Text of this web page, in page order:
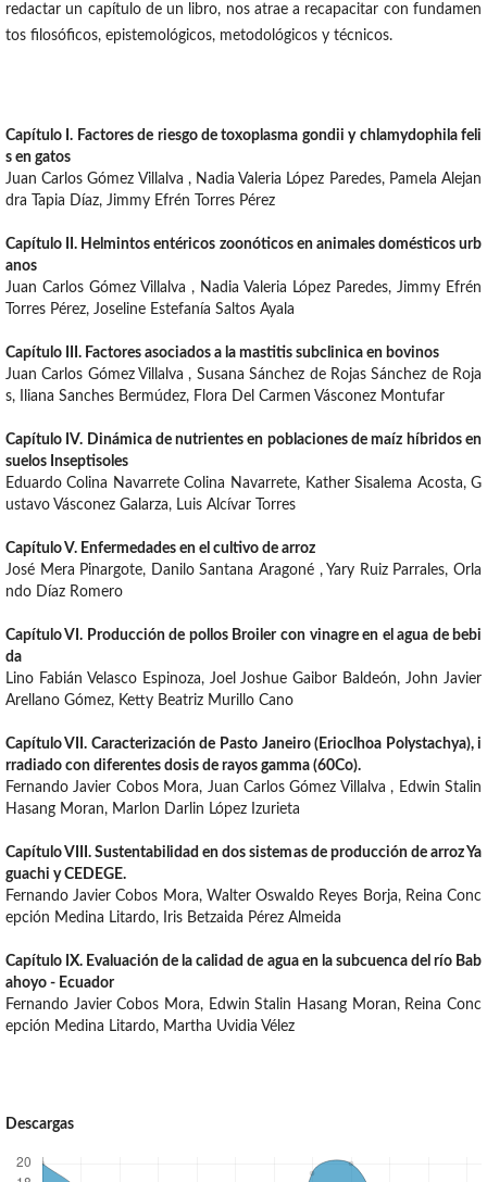
redactar un capítulo de un libro, nos atrae a recapacitar con fundamen
tos filosóficos, epistemológicos, metodológicos y técnicos.
Capítulo I. Factores de riesgo de toxoplasma gondii y chlamydophila feli
s en gatos
Juan Carlos Gómez Villalva , Nadia Valeria López Paredes, Pamela Alejan
dra Tapia Díaz, Jimmy Efrén Torres Pérez
Capítulo II. Helmintos entéricos zoonóticos en animales domésticos urb
anos
Juan Carlos Gómez Villalva , Nadia Valeria López Paredes, Jimmy Efrén
Torres Pérez, Joseline Estefanía Saltos Ayala
Capítulo III. Factores asociados a la mastitis subclinica en bovinos
Juan Carlos Gómez Villalva , Susana Sánchez de Rojas Sánchez de Roja
s, Iliana Sanches Bermúdez, Flora Del Carmen Vásconez Montufar
Capítulo IV. Dinámica de nutrientes en poblaciones de maíz híbridos en
suelos Inseptisoles
Eduardo Colina Navarrete Colina Navarrete, Kather Sisalema Acosta, G
ustavo Vásconez Galarza, Luis Alcívar Torres
Capítulo V. Enfermedades en el cultivo de arroz
José Mera Pinargote, Danilo Santana Aragoné , Yary Ruiz Parrales, Orla
ndo Díaz Romero
Capítulo VI. Producción de pollos Broiler con vinagre en el agua de bebi
da
Lino Fabián Velasco Espinoza, Joel Joshue Gaibor Baldeón, John Javier
Arellano Gómez, Ketty Beatriz Murillo Cano
Capítulo VII. Caracterización de Pasto Janeiro (Erioclhoa Polystachya), i
rradiado con diferentes dosis de rayos gamma (60Co).
Fernando Javier Cobos Mora, Juan Carlos Gómez Villalva , Edwin Stalin
Hasang Moran, Marlon Darlin López Izurieta
Capítulo VIII. Sustentabilidad en dos sistemas de producción de arroz Ya
guachi y CEDEGE.
Fernando Javier Cobos Mora, Walter Oswaldo Reyes Borja, Reina Conc
epción Medina Litardo, Iris Betzaida Pérez Almeida
Capítulo IX. Evaluación de la calidad de agua en la subcuenca del río Bab
ahoyo - Ecuador
Fernando Javier Cobos Mora, Edwin Stalin Hasang Moran, Reina Conc
epción Medina Litardo, Martha Uvidia Vélez
Descargas